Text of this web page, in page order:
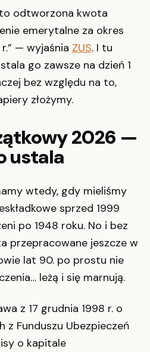
odtworzona kwota
emerytalne za okres
— wyjaśnia ZUS. I tu
go zawsze na dzień 1
bez względu na to,
złożymy.
2026 —
ustala
wtedy, gdy mieliśmy
sprzed 1999
po 1948 roku. No i bez
przepracowane jeszcze w
lat 90. po prostu nie
leżą i się marnują.
z 17 grudnia 1998 r. o
Funduszu Ubezpieczeń
o kapitale